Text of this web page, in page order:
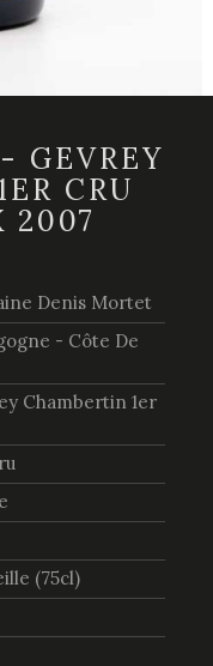
GEVREY
CRU
2007
Denis Mortet
- Côte De
Chambertin 1er
(75cl)